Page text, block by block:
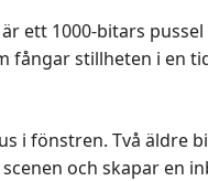
ett 1000-bitars
fångar stillheten i en
i fönstren. Två
och skapar en